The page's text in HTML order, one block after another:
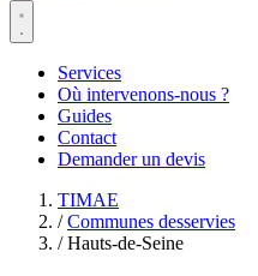
Services
Où intervenons-nous ?
Guides
Contact
Demander un devis
TIMAE
/ Communes desservies
/ Hauts-de-Seine